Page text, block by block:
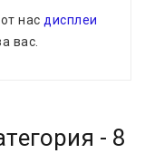
нас дисплеи
вас.
- 8